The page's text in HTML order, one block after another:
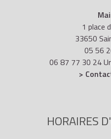
1 place
33650
05 56
06 87 77 30 24
>
HORAIRES